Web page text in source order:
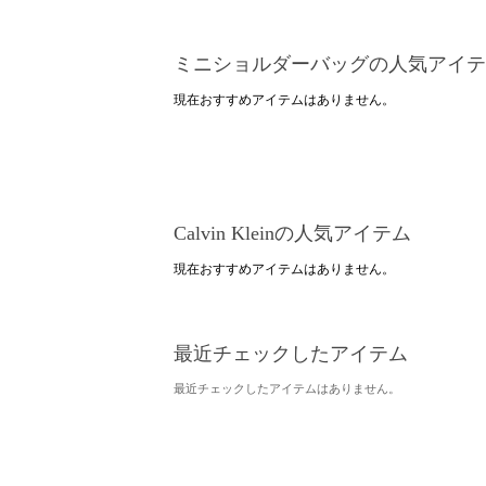
ミニショルダーバッグの人気アイ
現在おすすめアイテムはありません。
Calvin Kleinの人気アイテム
現在おすすめアイテムはありません。
最近チェックしたアイテム
最近チェックしたアイテムはありません。